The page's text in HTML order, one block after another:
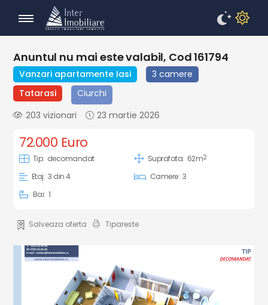
Anuntul nu mai este valabil, Cod 161794
Vanzari apartamente Iasi
3 camere
Tatarasi
Ciurchi
203 vizionari
23 martie 2026
72.000 Euro
Tip: decomandat Suprafata: 62m2
Etaj: 3 din 4 Camere: 3
Bai: 1
Salveaza oferta Tipareste